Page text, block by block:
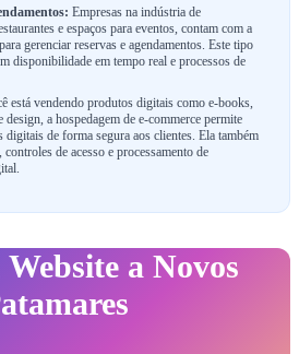
Empresas na indústria de
e espaços para eventos, contam com a
gerenciar reservas e agendamentos. Este tipo
disponibilidade em tempo real e processos de
está vendendo produtos digitais como e-books,
a hospedagem de e-commerce permite
digitais de forma segura aos clientes. Ela também
de acesso e processamento de
Website a Novos